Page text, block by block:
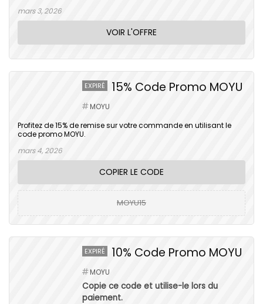
mars 3, 2026
VOIR L'OFFRE
EXPIRÉ 15% Code Promo MOYU
MOYU
Profitez de 15% de remise sur votre commande en utilisant le
code promo MOYU.
mars 4, 2026
COPIER LE CODE
MOYU15
EXPIRÉ 10% Code Promo MOYU
MOYU
Copie ce code et utilise-le lors du
paiement.